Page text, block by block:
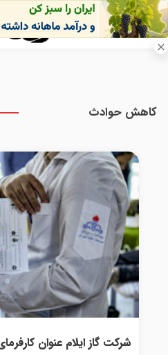
کاهش حوادث
شرکت گاز ایلام عنوان